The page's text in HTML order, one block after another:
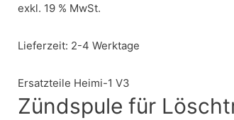
exkl. 19 % MwSt.
Lieferzeit: 2-4 Werktage
Ersatzteile Heimi-1 V3
Zündspule für